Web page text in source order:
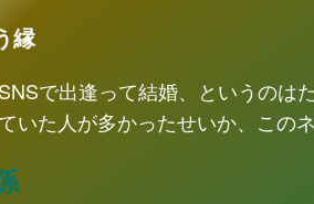
縁
で出逢って結婚、というのは
いた人が多かったせいか、この